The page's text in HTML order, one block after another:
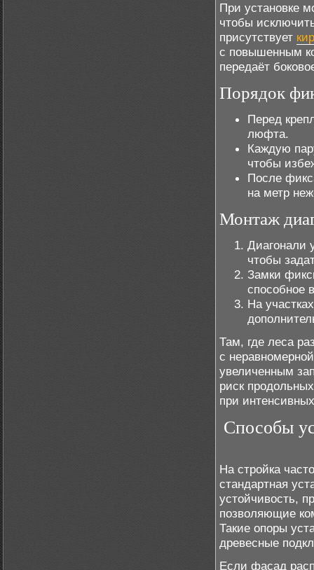
При установке
чтобы
присутствует
с повышенным
передаёт
Порядок
Перед
люфта.
Каждую
чтобы
После
на метр
Монтаж
Диагонали
чтобы
Замки
способное
На
Там, где леса
с
увеличенным
риск
при
Способы
На стройка
стандартная
устойчивость,
позволяющие
Такие опоры
древесные
Если фасад